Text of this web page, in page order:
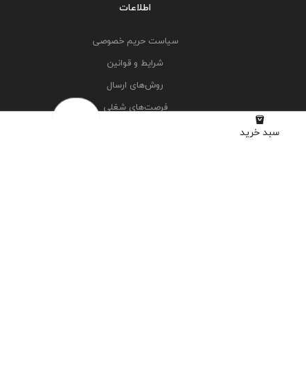
سبد خرید
اطلاعات
سیاست حریم خصوصی
شرایط و قوانین
روش‌های ارسال
فرصت‌های شغلی